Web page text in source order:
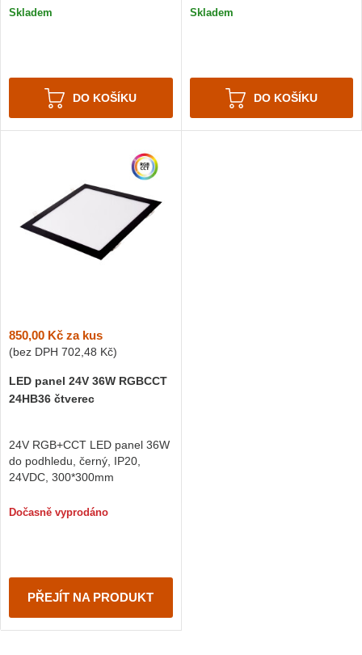
Skladem
DO KOŠÍKU
Skladem
DO KOŠÍKU
850,00 Kč za kus
(bez DPH 702,48 Kč)
LED panel 24V 36W RGBCCT
24HB36 čtverec
24V RGB+CCT LED panel 36W
do podhledu, černý, IP20,
24VDC, 300*300mm
Dočasně vyprodáno
PŘEJÍT NA PRODUKT